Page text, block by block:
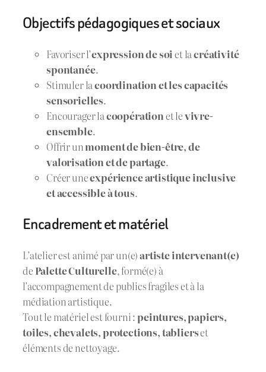
Objectifs pédagogiques et sociaux
Favoriser l’expression de soiet lacréativité
spontanée.
Stimuler lacoordination et les capacités
sensorielles.
Encourager lacoopérationet levivre-
ensemble.
Offrir unmoment de bien-être, de
valorisation et de partage.
Créer uneexpérience artistique inclusive
et accessible à tous.
Encadrement et matériel
L’atelier est animé par un(e)artiste intervenant(e)
de Palette Culturelle, formé(e) à
l’accompagnement de publics fragiles et à la
médiation artistique.
Tout le matériel est fourni :peintures, papiers,
toiles, chevalets, protections, tablierset
éléments de nettoyage.